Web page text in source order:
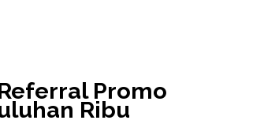
Promo
Ribu